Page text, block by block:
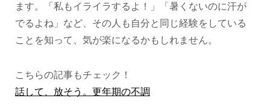
ます。「私もイライラするよ！」「暑くないのに汗が
でるよね」など、その人も自分と同じ経験をしている
ことを知って、気が楽になるかもしれません。
こちらの記事もチェック！
話して、放そう。更年期の不調